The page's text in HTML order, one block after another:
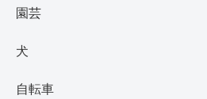
園芸
犬
自転車